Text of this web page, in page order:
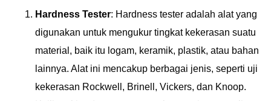
Hardness Tester: Hardness tester adalah alat yang
digunakan untuk mengukur tingkat kekerasan suatu
material, baik itu logam, keramik, plastik, atau bahan
lainnya. Alat ini mencakup berbagai jenis, seperti uji
kekerasan Rockwell, Brinell, Vickers, dan Knoop.